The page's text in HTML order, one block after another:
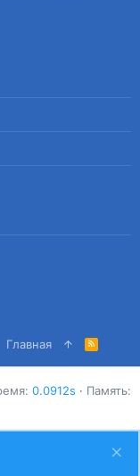
Главная
R
S
S
0.0912s
Память
Снизу